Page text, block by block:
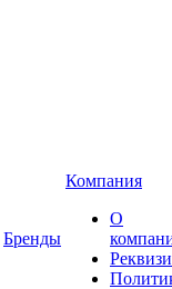
Бренды
Компания
О